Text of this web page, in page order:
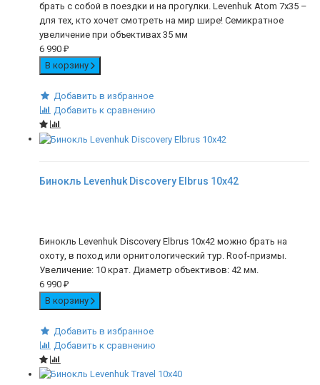
брать с собой в поездки и на прогулки. Levenhuk Atom 7x35 –
для тех, кто хочет смотреть на мир шире! Семикратное
увеличение при объективах 35 мм
6 990 ₽
В корзину
Добавить в избранное
Добавить к сравнению
Бинокль Levenhuk Discovery Elbrus 10x42
Бинокль Levenhuk Discovery Elbrus 10x42 можно брать на
охоту, в поход или орнитологический тур. Roof-призмы.
Увеличение: 10 крат. Диаметр объективов: 42 мм.
6 990 ₽
В корзину
Добавить в избранное
Добавить к сравнению